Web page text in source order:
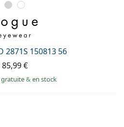
2871S 150813 56
85,99 €
gratuite& en stock